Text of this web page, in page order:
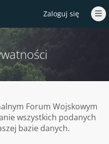
Zaloguj się
Forum Wojskowym
wszystkich podanych
bazie danych.